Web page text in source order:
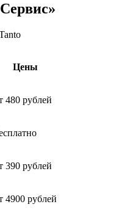
Цены
480 рублей
390 рублей
4900 рублей